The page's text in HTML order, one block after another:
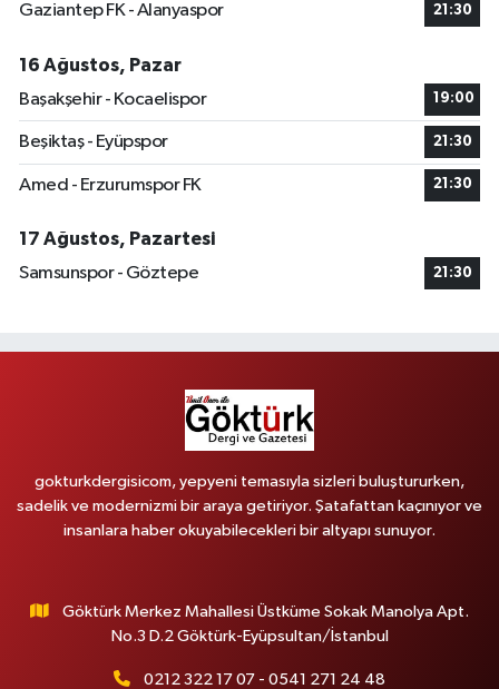
Gaziantep FK - Alanyaspor 21:30
16 Ağustos, Pazar
Başakşehir - Kocaelispor
19:00
Beşiktaş - Eyüpspor 21:30
Amed - Erzurumspor FK 21:30
17 Ağustos, Pazartesi
Samsunspor - Göztepe
21:30
gokturkdergisicom, yepyeni temasıyla sizleri buluştururken,
sadelik ve modernizmi bir araya getiriyor. Şatafattan kaçınıyor ve
insanlara haber okuyabilecekleri bir altyapı sunuyor.
Göktürk Merkez Mahallesi Üstküme Sokak Manolya Apt.
No.3 D.2 Göktürk-Eyüpsultan/İstanbul
0212 322 17 07 - 0541 271 24 48